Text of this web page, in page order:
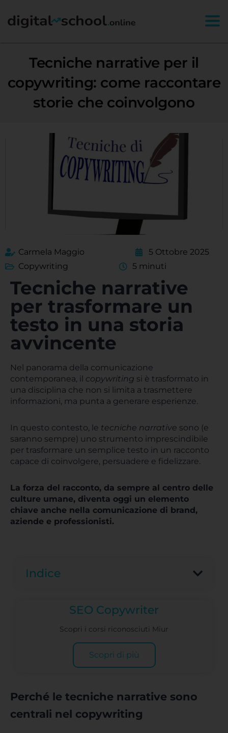
Tecniche narrative per il
copywriting: come raccontare
storie che coinvolgono
Carmela Maggio
5 Ottobre 2025
Copywriting
5 minuti
Tecniche narrative
per trasformare un
testo in una storia
avvincente
Nel panorama della comunicazione
contemporanea, il copywriting si è trasformato in
una disciplina che non si limita a trasmettere
informazioni, ma punta a generare esperienze.
In questo contesto, le tecniche narrative sono (e
saranno sempre) uno strumento imprescindibile
per trasformare un semplice testo in un racconto
capace di coinvolgere, persuadere e fidelizzare.
La forza del racconto, da sempre al centro delle
culture umane, diventa oggi un elemento
chiave anche nella comunicazione di brand,
aziende e professionisti.
Indice
SEO Copywriter
Scopri i corsi riconosciuti Miur
Scopri di più
Perché le tecniche narrative sono
centrali nel copywriting